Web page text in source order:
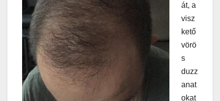
át, a
visz
kető
vörö
s
duzz
anat
okat